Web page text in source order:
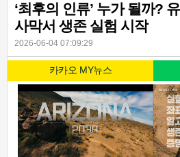
‘최후의 인류’ 누가 될까?
사막서 생존 실험 시작
2026-06-04 07:09:29
카카오 MY뉴스